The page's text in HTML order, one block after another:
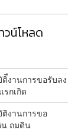
วน์โหลด
งานการขอรับลง
รกเกิด
งานการขอ
ถมดิน